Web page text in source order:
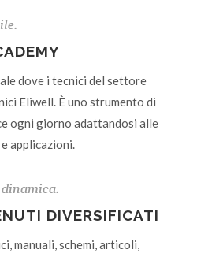
dove i tecnici del settore
Eliwell. È uno strumento di
ogni giorno adattandosi alle
applicazioni.
DIVERSIFICATI
manuali, schemi, articoli,